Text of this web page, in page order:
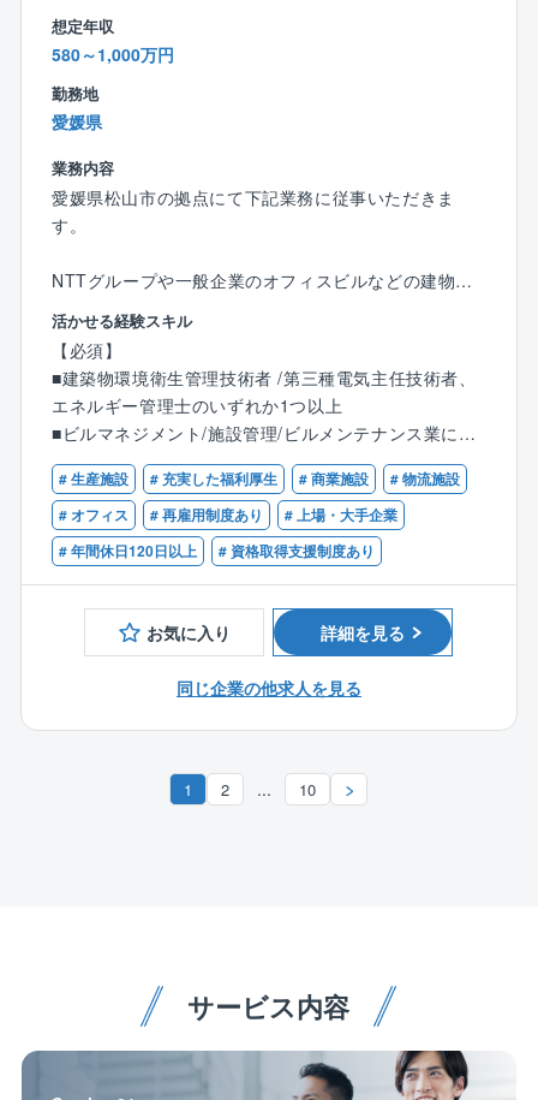
ランを描きやすい環境です。
想定年収
580～1,000万円
勤務地
愛媛県
業務内容
愛媛県松山市の拠点にて下記業務に従事いただきま
す。
NTTグループや一般企業のオフィスビルなどの建物維
持管理業務/コンサル業務の実施、統括管理や設備管理
業務を担当いただきます。
【具体的には】
■お客様事業を理解し経営課題に関するファシリティ関
連改善提案
■建物・設備に関する投資修繕計画やエネルギーマネジ
メント
■入居テナント対応
■協力会社対応
※ブロック支店によるバックヤード業務、維持管理現場
支援、維持管理所長業務等に従事し、スキルアップを
行いながら経験を積んでいく。
る企画立案/実行
【充実した働き方】
■同社の特徴：
◇エネルギー×建築×ICTの統合エンジニアリング企業
活かせる経験スキル
【必須】
■建築物環境衛生管理技術者 /第三種電気主任技術者、
エネルギー管理士のいずれか1つ以上
■ビルマネジメント/施設管理/ビルメンテナンス業に従
事し、マネジメント経験のある方
■大規模ビルでのマネジメント経験や設備管理業務の現
場(副)責任者経験を有する方
【歓迎】
# 生産施設 # 充実した福利厚生 # 商業施設
# 物流施設
# オフィス
# 再雇用制度あり
# 上場・大手企業
# 年間休日120日以上
# 資格取得支援制度あり
お気に入り 詳細を見る
同じ企業の他求人を見る
1 2 ... 10
サービス内容